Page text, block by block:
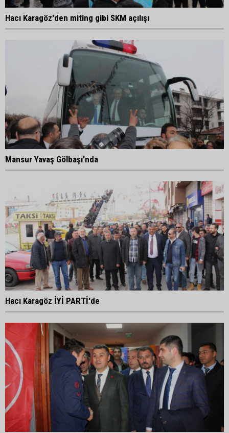
Hacı Karagöz'den miting gibi SKM açılışı
Mansur Yavaş Gölbaşı'nda
Hacı Karagöz İYİ PARTİ'de